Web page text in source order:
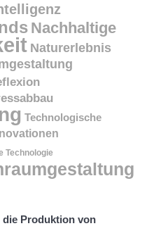
Nachhaltige
Naturerlebnis
Technologische
Technologie
die Produktion von